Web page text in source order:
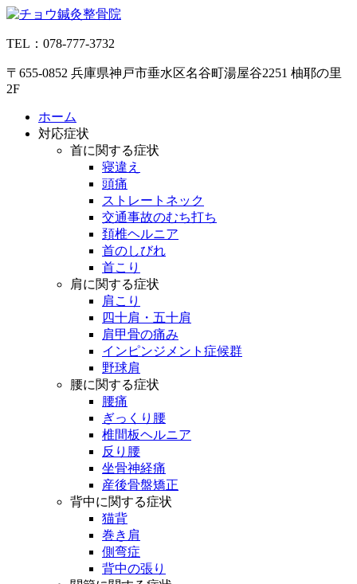
コ
テ
ツ
へ
TEL：078-777-3732
〒655-0852 兵庫県神戸市垂水区名谷町湯屋谷2251 柚耶の里
2F
ホーム
対応症状
首に関する症状
寝違え
頭痛
ストレートネック
交通事故のむち打ち
頚椎ヘルニア
首のしびれ
首こり
肩に関する症状
肩こり
四十肩・五十肩
肩甲骨の痛み
インピンジメント症候群
野球肩
腰に関する症状
腰痛
ぎっくり腰
椎間板ヘルニア
反り腰
坐骨神経痛
産後骨盤矯正
背中に関する症状
猫背
巻き肩
側弯症
背中の張り